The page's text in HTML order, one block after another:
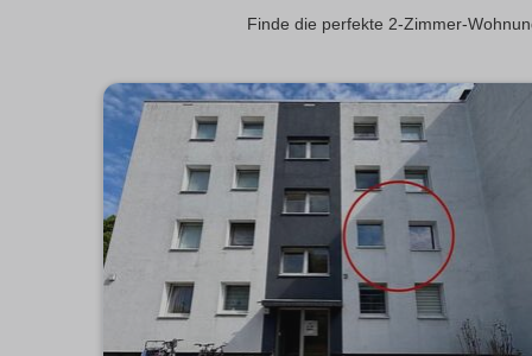
Finde die perfekte 2-Zimmer-